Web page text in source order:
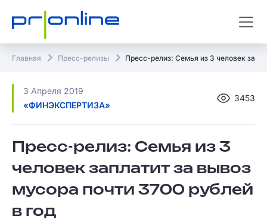
Главная Пресс-релизы Пресс-релиз: Семья из 3 человек
3 Апреля 2019
«ФИНЭКСПЕРТИЗА»
3453
Пресс-релиз: Семья из 3
человек заплатит за вывоз
мусора почти 3700 рублей
в год